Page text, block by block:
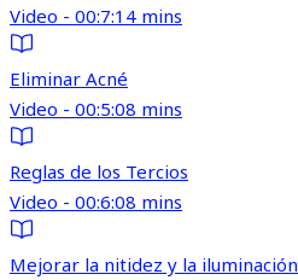
Video - 00:7:14 mins
Eliminar Acné
Video - 00:5:08 mins
Reglas de los Tercios
Video - 00:6:08 mins
Mejorar la nitidez y la iluminación